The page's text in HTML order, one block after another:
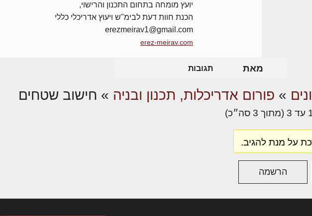
יועץ מומחה בתחום התכנון והרישוי,
הכנת חוות דעת לבימ"ש ויעוץ אדריכלי כללי
erezmeirav1@gmail.com
erez-meirav.com
מאת תגובות
» פורום אדריכלות, תכנון ובניה » חישוב שטחים
על מנת להגיב.
הרשמה